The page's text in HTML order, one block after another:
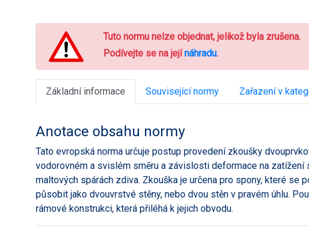
Tuto normu nelze objednat, jelikož byla zrušena.
Podívejte se na jejínáhradu.
Základní informace Související normy Zařazení v
Anotace obsahu normy
Tato evropská norma určuje postup provedení zkoušky
vodorovném a svislém směru a závislosti deformace na zatížení
maltových spárách zdiva. Zkouška je určena pro spony, které se
působit jako dvouvrstvé stěny, nebo dvou stěn v pravém úhlu.
rámové konstrukci, která přiléhá k jejich obvodu.